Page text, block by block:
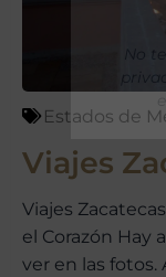
Estados de
Viajes
Viajes
el Corazón Hay
ver en las
No